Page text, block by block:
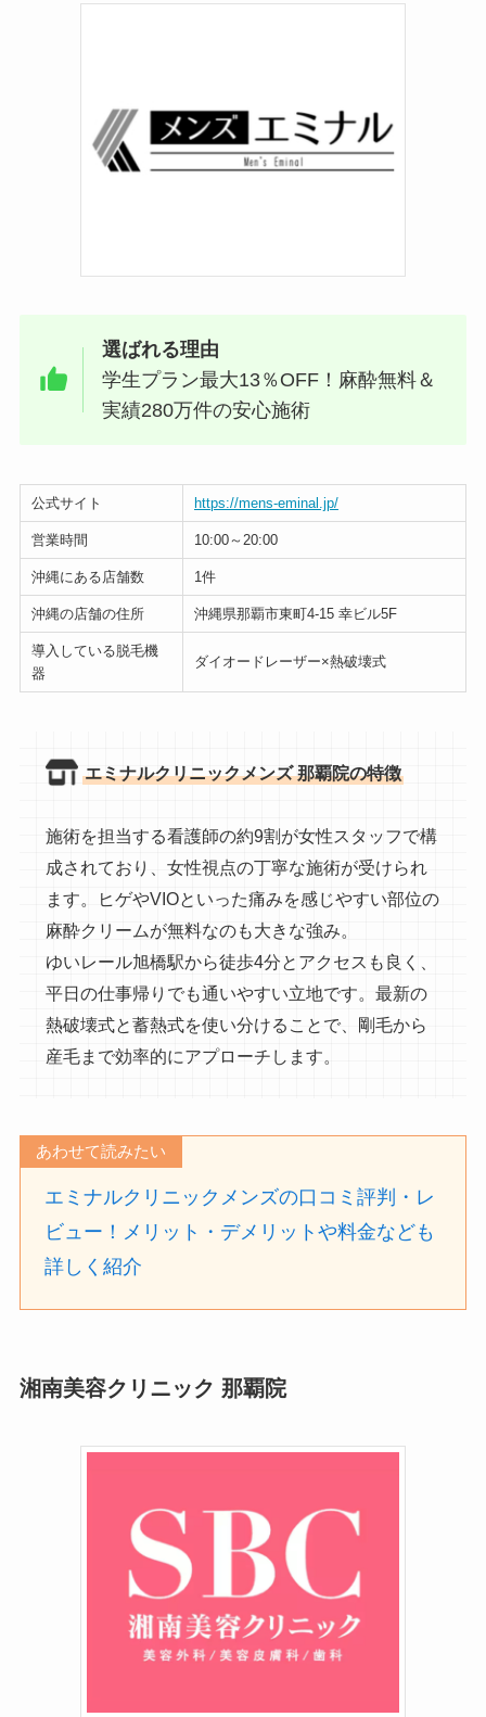
選ばれる理由
学生プラン最大13％OFF！麻酔無料＆
実績280万件の安心施術
公式サイト https://mens-eminal.jp/
営業時間 10:00～20:00
沖縄にある店舗数 1件
沖縄の店舗の住所 沖縄県那覇市東町4-15 幸ビル5F
導入している脱毛機
器
ダイオードレーザー×熱破壊式
エミナルクリニックメンズ 那覇院の特徴
施術を担当する看護師の約9割が女性スタッフで構
成されており、女性視点の丁寧な施術が受けられ
ます。ヒゲやVIOといった痛みを感じやすい部位の
麻酔クリームが無料なのも大きな強み。
ゆいレール旭橋駅から徒歩4分とアクセスも良く、
平日の仕事帰りでも通いやすい立地です。最新の
熱破壊式と蓄熱式を使い分けることで、剛毛から
産毛まで効率的にアプローチします。
あわせて読みたい
エミナルクリニックメンズの口コミ評判・レ
ビュー！メリット・デメリットや料金なども
詳しく紹介
湘南美容クリニック 那覇院